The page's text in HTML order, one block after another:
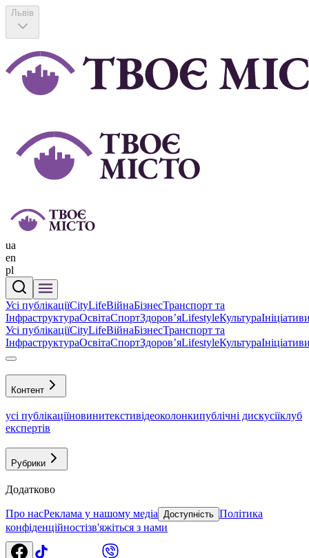
Львів
ua
en
pl
Усі публікаціїCityLifeВійнаБізнесТранспорт та
ІнфраструктураОсвітаСпортЗдоровʼяLifestyleКультура
Усі публікаціїCityLifeВійнаБізнесТранспорт та
ІнфраструктураОсвітаСпортЗдоровʼяLifestyleКультура
Контент
усі публікаціїновинитекстивідеоколонкипублічні дискусіїклуб
експертів
Рубрики
Додатково
Про насРеклама у нашому медіа Доступність Політика
конфіденційностізв'яжіться з нами